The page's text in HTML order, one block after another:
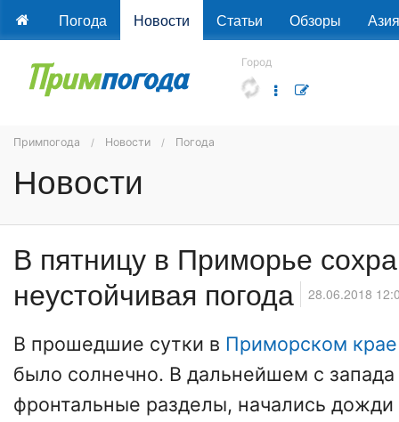
Погода Новости Статьи Обзоры Азия
Город
Примпогода Новости Погода
Новости
В пятницу в Приморье
неустойчивая погода
28.06.2018
В прошедшие сутки в Приморском крае
было солнечно. В дальнейшем с
фронтальные разделы, начались